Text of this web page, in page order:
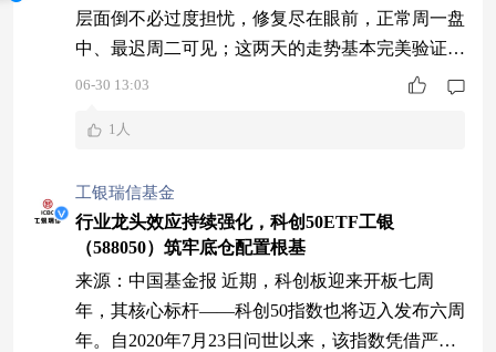
层面倒不必过度担忧，修复尽在眼前，正常周一盘
中、最迟周二可见；这两天的走势基本完美验证。
同时，我也说了AI近期的走势主因仍是多重利空
苹果+微软Xbox涨价引发终端需求反噬、担忧上游
光模块业绩忧虑与新技术路线吞噬份额，长鑫存储
虹吸效应隐忧，叠加韩国指数动辄上下熔断的极端
06-30 13:03
1人
工银瑞信基金
行业龙头效应持续强化，科创50ETF工银
（588050）筑牢底仓配置根基
来源：中国基金报 近期，科创板迎来开板七周
年，其核心标杆——科创50指数也将迈入发布六周
年。自2020年7月23日问世以来，该指数凭借严苛